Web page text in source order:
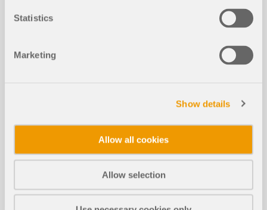
Statistics
Marketing
Show details
Allow all cookies
Allow selection
apprendre comment fonctionne l’optimisation des
sections à l’état limite de service dans RFEM 6 et
NOUVEAU
Limite de déformation plastique d’un
e structure en acier